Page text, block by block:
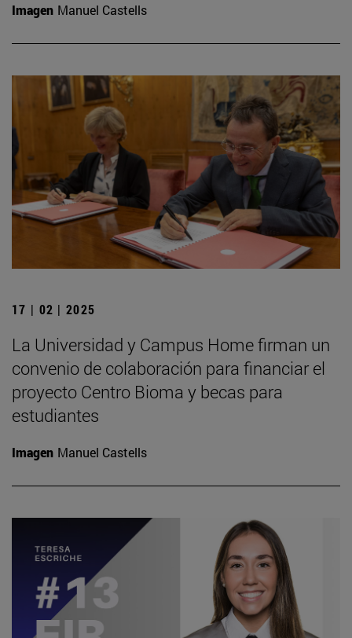
Imagen Manuel Castells
17 | 02 | 2025
La Universidad y Campus Home firman un
convenio de colaboración para financiar el
proyecto Centro Bioma y becas para
estudiantes
Imagen Manuel Castells